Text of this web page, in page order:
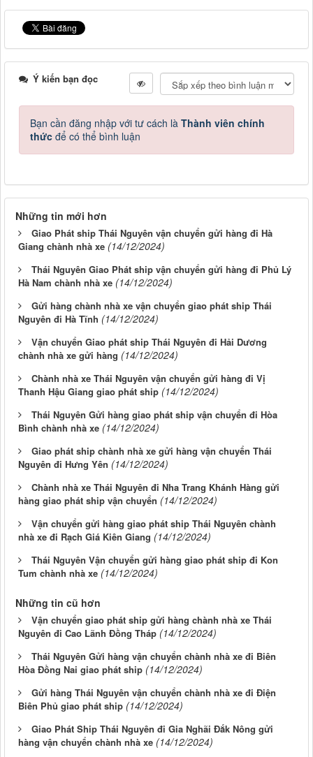
Ý kiến bạn đọc
Bạn cần đăng nhập với tư cách là Thành viên chính
thức để có thể bình luận
Những tin mới hơn
Giao Phát ship Thái Nguyên vận chuyển gửi hàng đi Hà
Giang chành nhà xe (14/12/2024)
Thái Nguyên Giao Phát ship vận chuyển gửi hàng đi Phủ Lý
Hà Nam chành nhà xe (14/12/2024)
Gửi hàng chành nhà xe vận chuyển giao phát ship Thái
Nguyên đi Hà Tĩnh (14/12/2024)
Vận chuyển Giao phát ship Thái Nguyên đi Hải Dương
chành nhà xe gửi hàng (14/12/2024)
Chành nhà xe Thái Nguyên vận chuyển gửi hàng đi Vị
Thanh Hậu Giang giao phát ship (14/12/2024)
Thái Nguyên Gửi hàng giao phát ship vận chuyển đi Hòa
Bình chành nhà xe (14/12/2024)
Giao phát ship chành nhà xe gửi hàng vận chuyển Thái
Nguyên đi Hưng Yên (14/12/2024)
Chành nhà xe Thái Nguyên đi Nha Trang Khánh Hàng gửi
hàng giao phát ship vận chuyển (14/12/2024)
Vận chuyển gửi hàng giao phát ship Thái Nguyên chành
nhà xe đi Rạch Giá Kiên Giang (14/12/2024)
Thái Nguyên Vận chuyển gửi hàng giao phát ship đi Kon
Tum chành nhà xe (14/12/2024)
Những tin cũ hơn
Vận chuyển giao phát ship gửi hàng chành nhà xe Thái
Nguyên đi Cao Lãnh Đồng Tháp (14/12/2024)
Thái Nguyên Gửi hàng vận chuyển chành nhà xe đi Biên
Hòa Đồng Nai giao phát ship (14/12/2024)
Gửi hàng Thái Nguyên vận chuyển chành nhà xe đi Điện
Biên Phủ giao phát ship (14/12/2024)
Giao Phát Ship Thái Nguyên đi Gia Nghãi Đắk Nông gửi
hàng vận chuyển chành nhà xe (14/12/2024)